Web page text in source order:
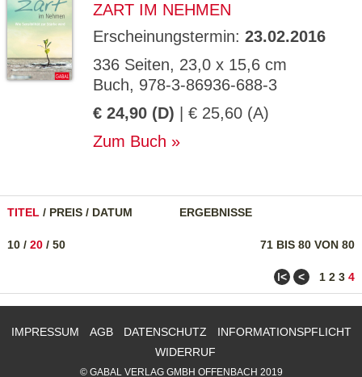
ZART IM NEHMEN
Erscheinungstermin: 23.02.2016
336 Seiten, 23,0 x 15,6 cm
Buch, 978-3-86936-688-3
€ 24,90 (D) | € 25,60 (A)
Zum Buch
TITEL / PREIS / DATUM ERGEBNISSE
71 BIS 80 VON 80
10 / 20 / 50
ǀ< < 1 2 3 4
IMPRESSUM AGB DATENSCHUTZ
INFORMATIONSPFLICHT
WIDERRUF
© GABAL VERLAG GMBH OFFENBACH 2019